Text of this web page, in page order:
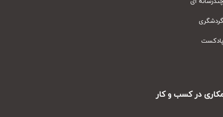
در کسب و کار